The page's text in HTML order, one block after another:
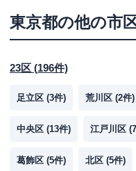
東京都の他の市
23区 (196件)
足立区 (3件) 荒川区 (2件)
中央区 (13件) 江戸川区 (7
葛飾区 (5件) 北区 (5件)